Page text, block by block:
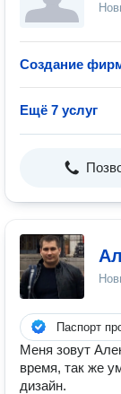
Создание
Ещё 7 услуг
Паспорт
Меня зовут
время, так же
дизайн.